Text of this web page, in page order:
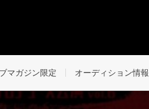
マガジン限定 オーディション情報